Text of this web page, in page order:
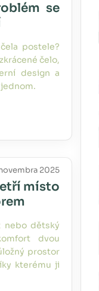
se
postele?
čelo,
design a
jednom.
novembra 2025
místo
nebo dětský
dvou
prostor
kterému ji